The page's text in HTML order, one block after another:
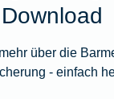
Download
über die
- einfach